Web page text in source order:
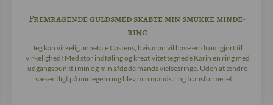
Fremragende guldsmed skabte min smukke minde-
ring
Jeg kan virkelig anbefale Castens, hvis man vil have en drøm gjort til
virkelighed! Med stor indføling og kreativitet tegnede Karin en ring med
udgangspunkt i min og min afdøde mands vielsesringe. Uden at ændre
væsentligt på min egen ring blev min mands ring transformeret,...